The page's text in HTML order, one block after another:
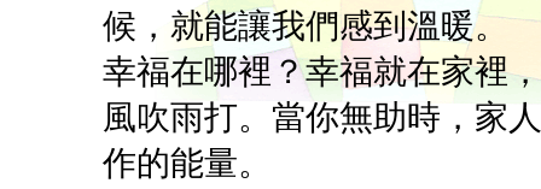
候，就能讓我們感到溫暖。
幸福在哪裡？幸福就在家裡
風吹雨打。當你無助時，家
作的能量。